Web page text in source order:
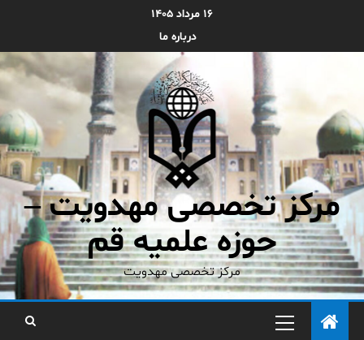
۱۶ مرداد ۱۴۰۵
درباره ما
مرکز تخصصی مهدویت –
حوزه علمیه قم
مرکز تخصصی مهدویت